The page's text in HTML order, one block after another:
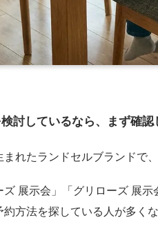
討しているなら、まず確
れたランドセルブランドで
展示会」「グリローズ 展
方法を探している人が多くな